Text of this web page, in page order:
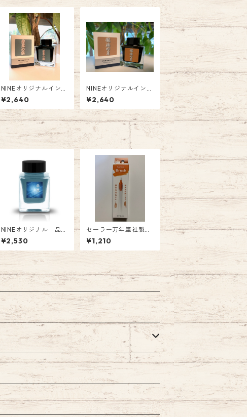
NINEオリジナルイン
ク 品番:NI-050 翡翠
の狼 Fountain Pen In
k
¥2,640
NINEオリジナルイン
ク 品番:NI-049 琥珀
の月 Fountain Pen In
k
¥2,640
NINEオリジナル 品
番:NI-054 Tono&Lims
コラボインク「未完・
ラメなし」〜〜 オリジ
ナル Glass Pen Ink
¥2,530
セーラー万年筆社製
万年筆ペン先のつけペ
ン hocoro ブラッシ
ュ 本体 1210円（税
¥1,210